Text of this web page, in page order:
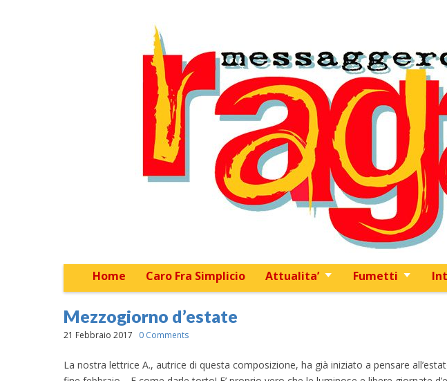
Home Caro Fra Simplicio Attualita’ Fumetti
Sub menu
Mezzogiorno d’estate
21 Febbraio 2017 0 Comments
La nostra lettrice A., autrice di questa composizione, ha già iniziato a pensare